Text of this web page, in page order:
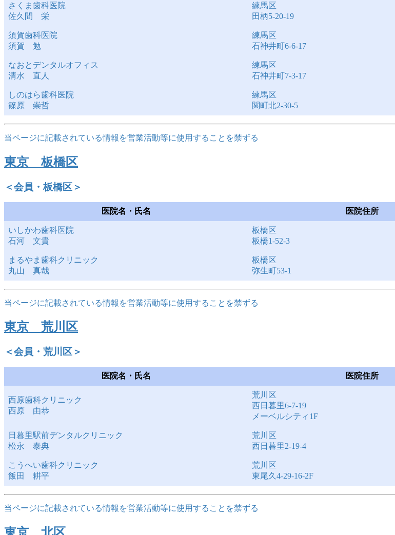
さくま歯科医院
佐久間 栄
練馬区
田柄5-20-19
須賀歯科医院
須賀 勉
練馬区
石神井町6-6-17
なおとデンタルオフィス
清水 直人
練馬区
石神井町7-3-17
しのはら歯科医院
篠原 崇哲
練馬区
関町北2-30-5
当ページに記載されている情報を営業活動等に使用することを禁ずる
東京 板橋区
＜会員・板橋区＞
医院名・氏名 医院住所
いしかわ歯科医院
石河 文貴
板橋区
板橋1-52-3
まるやま歯科クリニック
丸山 真哉
板橋区
弥生町53-1
当ページに記載されている情報を営業活動等に使用することを禁ずる
東京 荒川区
＜会員・荒川区＞
医院名・氏名 医院住所
西原歯科クリニック
西原 由恭
荒川区
西日暮里6-7-19
メーベルシティ1F
日暮里駅前デンタルクリニック
松永 泰典
荒川区
西日暮里2-19-4
こうへい歯科クリニック
飯田 耕平
荒川区
東尾久4-29-16-2F
当ページに記載されている情報を営業活動等に使用することを禁ずる